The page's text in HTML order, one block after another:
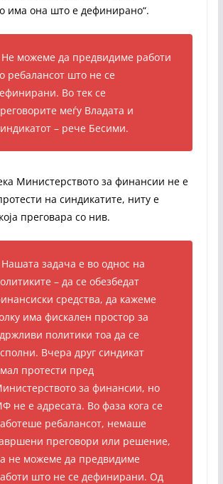
има она што е дефинирано“.
Не можеме да предвидиме работи
ребалансот што не се
Во тек се
меѓу Владата и
– рече Бесими.
Министерството за финансии не е
на синдикатите, ниту е
преговара со нив.
Нашата задача е во однос на
– да се обезбедат
средства, да кажеме
има фискален простор за
политики тоа да се
Вчера друг синдикат
протести пред
за финансии, но
не е адресата. Во фаза кога се
ребалансот, немаше
преговори или решение,
не можеме да предвидиме
што не се дефинирани. Од